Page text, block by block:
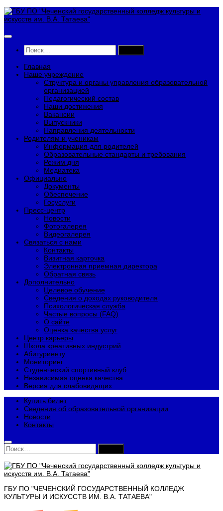
Перейти
к
Найти:
Главная
Наше учреждение
Структура и органы управления образовательной
организацией
Педагогический состав
Наши достижения
Вакансии
Выпускники
Направления деятельности
Родителям и ученикам
Информация для родителей
Образовательные стандарты и требования
Режим дня
Медиатека
Официально
Документы
Обеспечение
Госуслуги
Пресс-центр
Новости
Фотогалерея
Видеогалерея
Связаться с нами
Контакты
Визитная карточка
Электронная приемная директора
Обратная связь
Дополнительно
Целевое обучение
Сведения о доходах руководителя
Психологическая служба
Частые вопросы (FAQ)
О сайте
Оценка качества услуг
Центр карьеры
Школа креативных индустрий
Абитуриенту
Мониторинг
Студенческий спортивный клуб
Независимая оценка качества
Версия для слабовидящих
Купить билет
Сведения об образовательной организации
Новости
Контакты
Найти:
ГБУ ПО "ЧЕЧЕНСКИЙ ГОСУДАРСТВЕННЫЙ КОЛЛЕДЖ
КУЛЬТУРЫ И ИСКУССТВ ИМ. В.А. ТАТАЕВА"